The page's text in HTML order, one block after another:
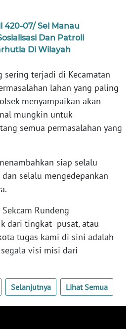
420-07/ Sei Manau
Dan Patroli
Di Wilayah
sering terjadi di Kecamatan
lahan yang paling
menyampaikan akan
mungkin untuk
semua permasalahan yang
siap selalu
selalu mengedepankan
Rundeng
dari tingkat pusat, atau
tugas kami di sini adalah
visi misi dari
Selanjutnya Lihat Semua